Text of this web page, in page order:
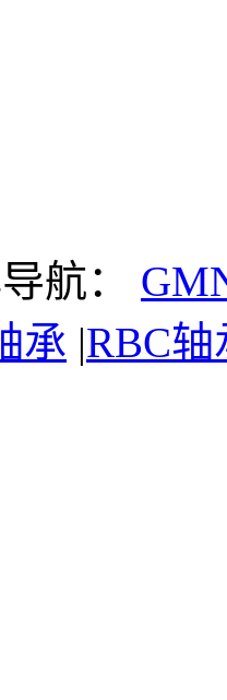
航：
承 |RBC轴